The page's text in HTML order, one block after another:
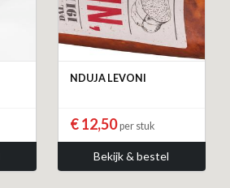
NDUJA LEVONI
€ 12,50per stuk
Bekijk & bestel